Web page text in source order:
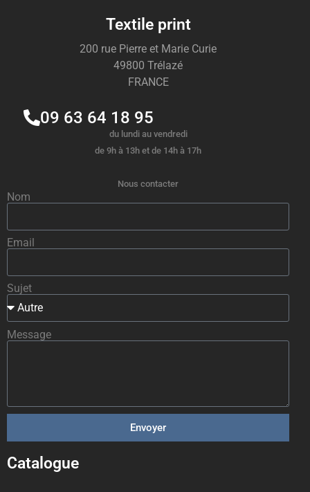
Textile print
200 rue Pierre et Marie Curie
49800 Trélazé
FRANCE
09 63 64 18 95
du lundi au vendredi
de 9h à 13h et de 14h à 17h
Nous contacter
Nom
Email
Sujet
Message
Envoyer
Catalogue